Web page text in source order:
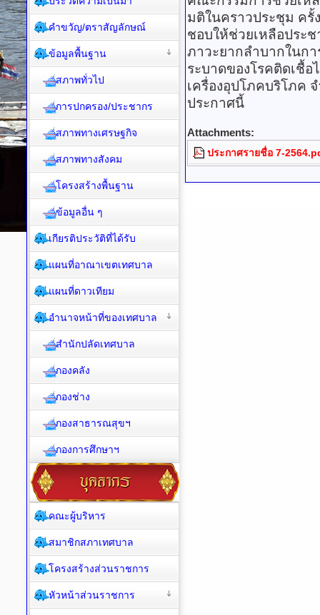
มติในคราวประชุม ครั้
ชอบให้ช่วยเหลือประ
ภาวะยากลำบากในก
ระบาดของโรคติดเชื้อ
เครื่องอุปโภคบริโภค
ประกาศนี้
Attachments:
ประกาศรายชื่อ 7-
คำขวัญ/ตราสัญลักษณ์
ข้อมูลพื้นฐาน
สภาพทั่วไป
การปกครอง/ประชากร
สภาพทางเศรษฐกิจ
สภาพทางสังคม
โครงสร้างพื้นฐาน
ข้อมูลอื่น ๆ
เกียรติประวัติที่ได้รับ
แผนที่อาณาเขตเทศบาล
แผนที่ดาวเทียม
อำนาจหน้าที่ของเทศบาล
สำนักปลัดเทศบาล
กองคลัง
กองช่าง
กองสาธารณสุขฯ
กองการศึกษาฯ
คณะผู้บริหาร
สมาชิกสภาเทศบาล
โครงสร้างส่วนราชการ
หัวหน้าส่วนราชการ